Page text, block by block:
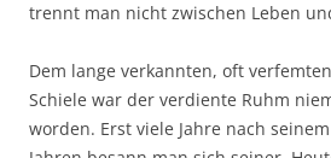
trennt man nicht zwischen Leben
Dem lange verkannten, oft
Schiele war der verdiente Ruhm
worden. Erst viele Jahre nach